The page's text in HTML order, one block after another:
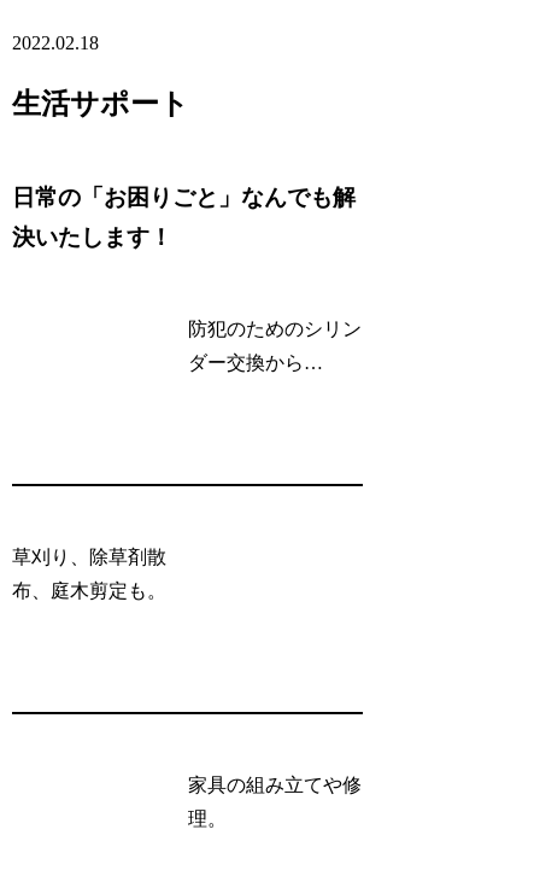
2022.02.18
生活サポート
日常の「お困りごと」なんでも解
決いたします！
防犯のためのシリン
ダー交換から…
草刈り、除草剤散
布、庭木剪定も。
家具の組み立てや修
理。